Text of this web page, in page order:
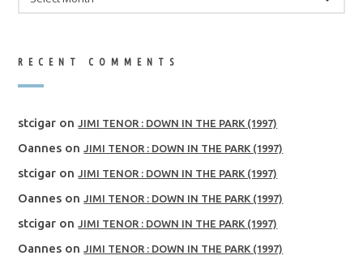
RECENT COMMENTS
stcigar onJIMI TENOR : DOWN IN THE PARK (1997)
Oannes onJIMI TENOR : DOWN IN THE PARK (1997)
stcigar onJIMI TENOR : DOWN IN THE PARK (1997)
Oannes onJIMI TENOR : DOWN IN THE PARK (1997)
stcigar onJIMI TENOR : DOWN IN THE PARK (1997)
Oannes onJIMI TENOR : DOWN IN THE PARK (1997)